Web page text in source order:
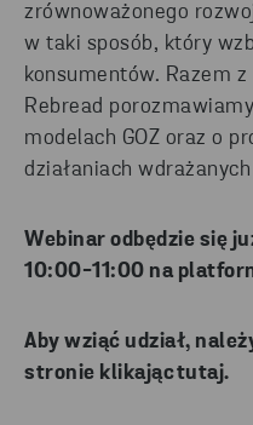
zrównoważonego
w taki sposób, który
konsumentów. Razem
Rebread
modelach GOZ oraz o
działaniach
Webinar odbędzie się
10:00-11:00 na
Aby wziąć udział,
stronie klikająctutaj.